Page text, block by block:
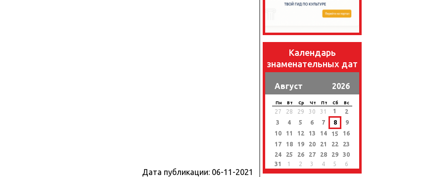
Дата публикации: 06-11-2021
Календарь
знаменательных дат
Август 2026
Пн Вт Ср Чт Пт Сб Вс
27 28 29 30 31 1
2
3
4 5 6 7 8
9
10
11 12 13 14 15
16
17
18 19 20 21 22
23
24
25 26 27 28 29
30
31
1 2 3 4 5 6